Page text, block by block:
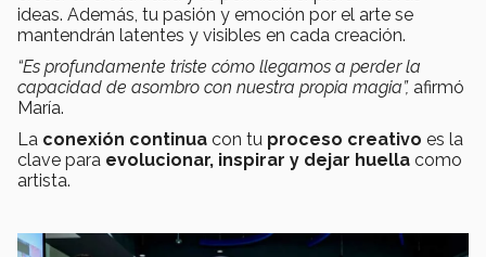
ideas. Además, tu pasión y emoción por el arte se
mantendrán latentes y visibles en cada creación.
“Es profundamente triste cómo llegamos a perder la
capacidad de asombro con nuestra propia magia”, afirmó
María.
La conexión continua con tu proceso creativo es la
clave para evolucionar, inspirar y dejar huella como
artista.